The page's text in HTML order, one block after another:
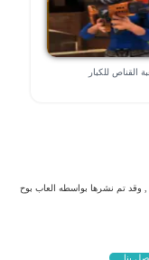
القناص للكبار
وقد تم نشرها بواسطه العاب بوح
بنا